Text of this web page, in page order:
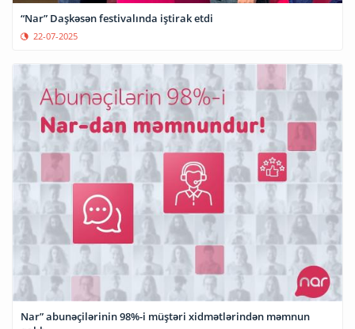
“Nar” Daşkəsən festivalında iştirak etdi
22-07-2025
Nar” abunəçilərinin 98%-i müştəri xidmətlərindən məmnun